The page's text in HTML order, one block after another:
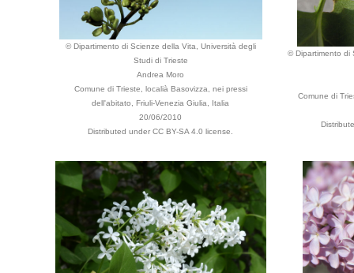
© Dipartimento di Scienze della Vita, Università degli
Studi di Trieste
Andrea Moro
Comune di Trieste, localià Basovizza, nei pressi
dell'abitato, Friuli-Venezia Giulia, Italia
20/06/2010
Distributed under CC BY-SA 4.0 license.
© Dipartimento di
Comune di